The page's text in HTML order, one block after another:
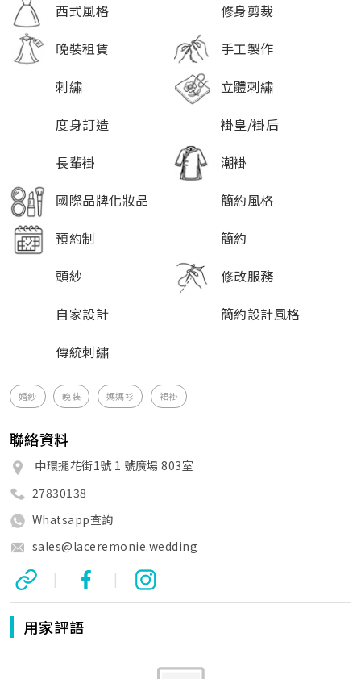
西式風格
修身剪裁
晚裝租賃
手工製作
刺繡
立體刺繡
度身訂造
褂皇/褂后
長輩褂
潮褂
國際品牌化妝品
簡約風格
預約制
簡約
頭紗
修改服務
自家設計
簡約設計風格
傳統刺繡
婚紗 晚裝 媽媽衫 裙褂
聯絡資料
中環擺花街1號 1 號廣場 803室
27830138
Whatsapp查詢
sales@laceremonie.wedding
| |
用家評語